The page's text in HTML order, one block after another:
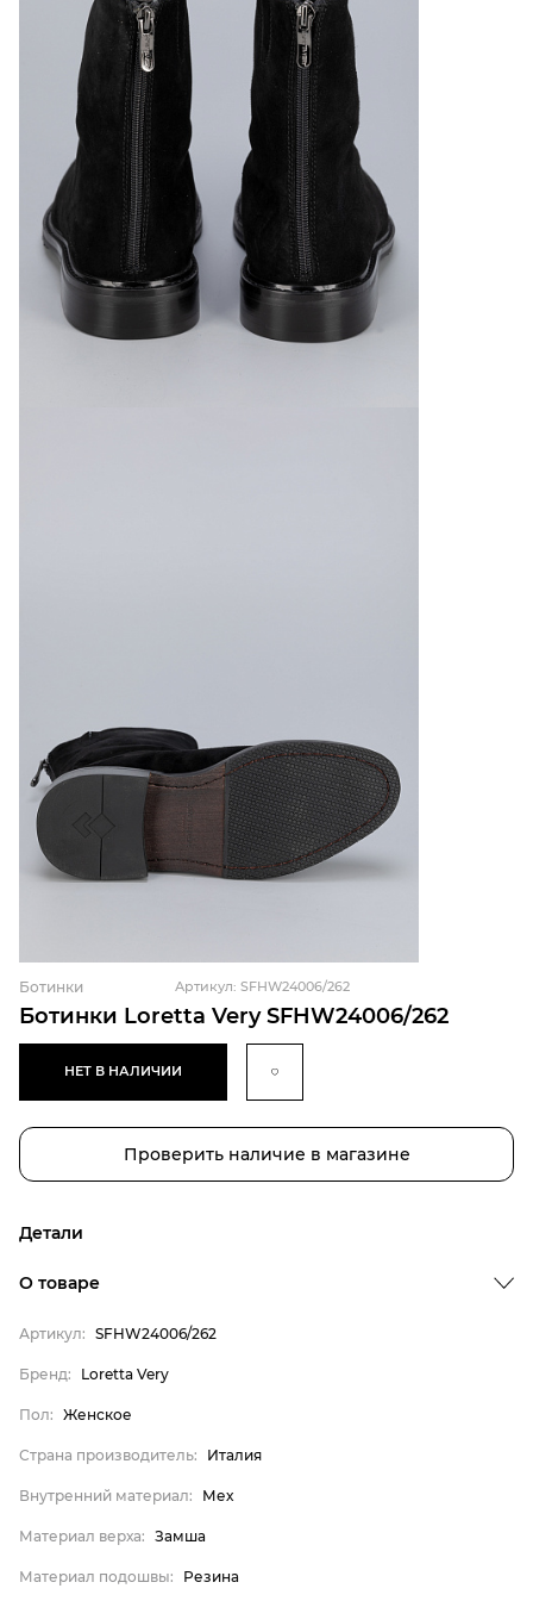
Ботинки Loretta Very SFHW24006/262
Ботинки Артикул: SFHW24006/262
НЕТ В НАЛИЧИИ
Проверить наличие в магазине
Детали
Бренд
Пол
Материал стельки
О товаре
Артикул: SFHW24006/262
Бренд: Loretta Very
Пол: Женское
Страна производитель: Италия
Внутренний материал: Мех
Материал верха: Замша
Материал подошвы: Резина